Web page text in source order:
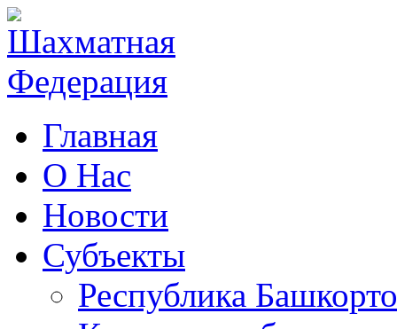
Главная
О Нас
Новости
Субъекты
Республика